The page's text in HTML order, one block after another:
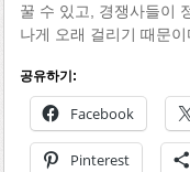
꿀 수 있고, 경쟁사들이
나게 오래 걸리기 때문이
공유하기:
Facebook
Pinterest